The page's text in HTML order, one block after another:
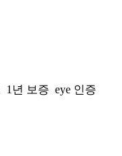
1년 보증 eye 인증